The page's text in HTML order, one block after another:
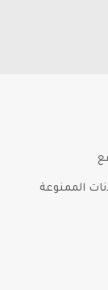
الممنوعة